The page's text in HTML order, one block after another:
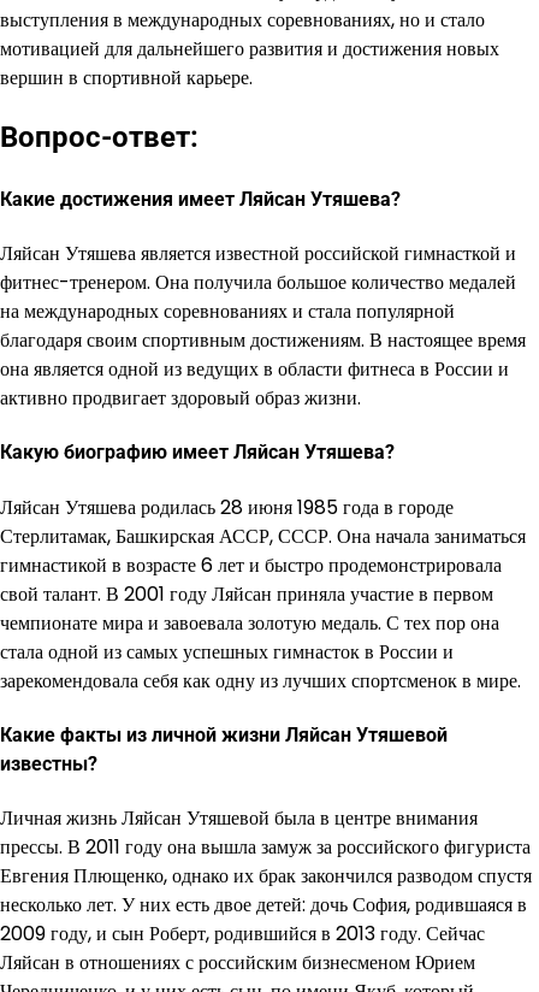
выступления в международных соревнованиях, но и стало
мотивацией для дальнейшего развития и достижения новых
вершин в спортивной карьере.
Вопрос-ответ:
Какие достижения имеет Ляйсан Утяшева?
Ляйсан Утяшева является известной российской гимнасткой и
фитнес-тренером. Она получила большое количество медалей
на международных соревнованиях и стала популярной
благодаря своим спортивным достижениям. В настоящее время
она является одной из ведущих в области фитнеса в России и
активно продвигает здоровый образ жизни.
Какую биографию имеет Ляйсан Утяшева?
Ляйсан Утяшева родилась 28 июня 1985 года в городе
Стерлитамак, Башкирская АССР, СССР. Она начала заниматься
гимнастикой в возрасте 6 лет и быстро продемонстрировала
свой талант. В 2001 году Ляйсан приняла участие в первом
чемпионате мира и завоевала золотую медаль. С тех пор она
стала одной из самых успешных гимнасток в России и
зарекомендовала себя как одну из лучших спортсменок в мире.
Какие факты из личной жизни Ляйсан Утяшевой
известны?
Личная жизнь Ляйсан Утяшевой была в центре внимания
прессы. В 2011 году она вышла замуж за российского фигуриста
Евгения Плющенко, однако их брак закончился разводом спустя
несколько лет. У них есть двое детей: дочь София, родившаяся в
2009 году, и сын Роберт, родившийся в 2013 году. Сейчас
Ляйсан в отношениях с российским бизнесменом Юрием